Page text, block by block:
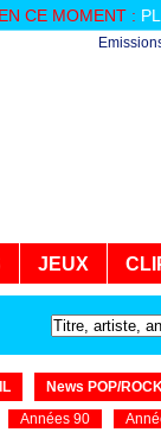
EN CE MOMENT :
JEUX
News POP/
Années 90